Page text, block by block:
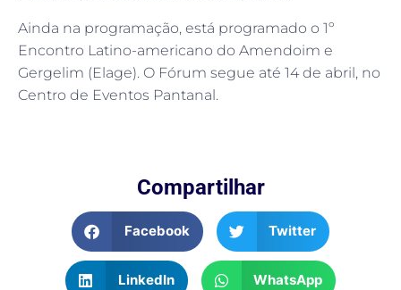
Ainda na programação, está programado o 1º
Encontro Latino-americano do Amendoim e
Gergelim (Elage). O Fórum segue até 14 de abril, no
Centro de Eventos Pantanal.
Compartilhar
Facebook Twitter
LinkedIn WhatsApp